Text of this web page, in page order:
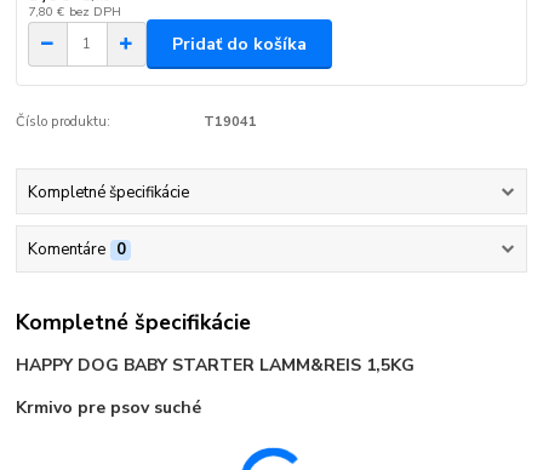
7,80 € bez DPH
Pridať do košíka
Číslo produktu: T19041
Kompletné špecifikácie
Komentáre 0
Kompletné špecifikácie
HAPPY DOG BABY STARTER LAMM&REIS 1,5KG
Krmivo pre psov suché